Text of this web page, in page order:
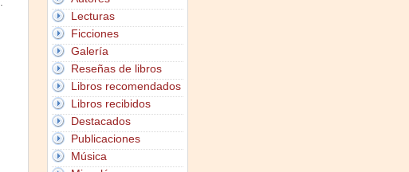
Lecturas
Ficciones
Galería
Reseñas de libros
Libros recomendados
Libros recibidos
Destacados
Publicaciones
Música